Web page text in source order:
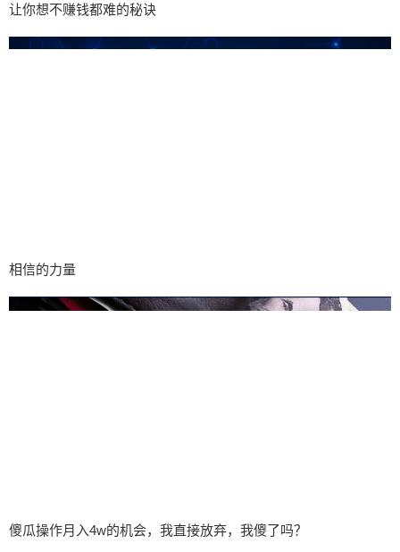
让你想不赚钱都难的秘诀
相信的力量
傻瓜操作月入4w的机会，我直接放弃，我傻了吗？